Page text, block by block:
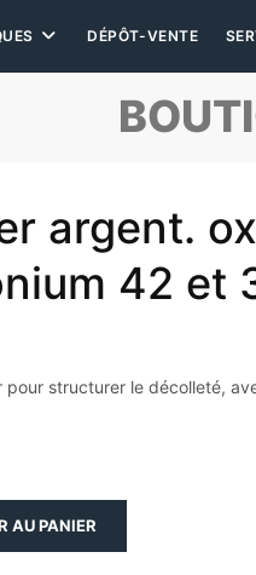
DÉPÔT-VENTE
argent.
42 et
pour structurer le décolleté,
AU PANIER